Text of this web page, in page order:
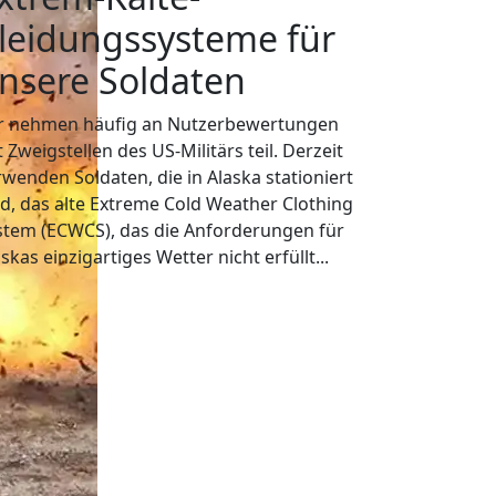
für
Soldaten
nehmen häufig an Nutzerbewertungen
Zweigstellen des US-Militärs teil. Derzeit
Soldaten, die in Alaska stationiert
das alte Extreme Cold Weather Clothing
(ECWCS), das die Anforderungen für
einzigartiges Wetter nicht erfüllt...